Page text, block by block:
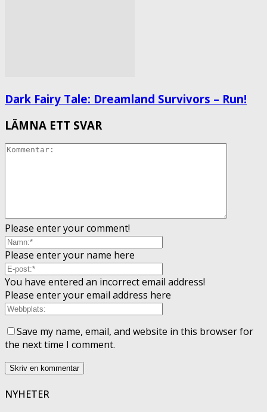
Dark Fairy Tale: Dreamland Survivors – Run!
LÄMNA ETT SVAR
Please enter your comment!
Please enter your name here
You have entered an incorrect email address!
Please enter your email address here
Save my name, email, and website in this browser for
the next time I comment.
NYHETER